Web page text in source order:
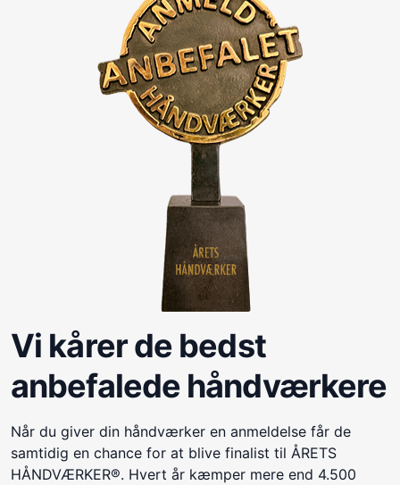
Vi kårer de bedst
anbefalede håndværkere
Når du giver din håndværker en anmeldelse får de
samtidig en chance for at blive finalist til ÅRETS
HÅNDVÆRKER®. Hvert år kæmper mere end 4.500